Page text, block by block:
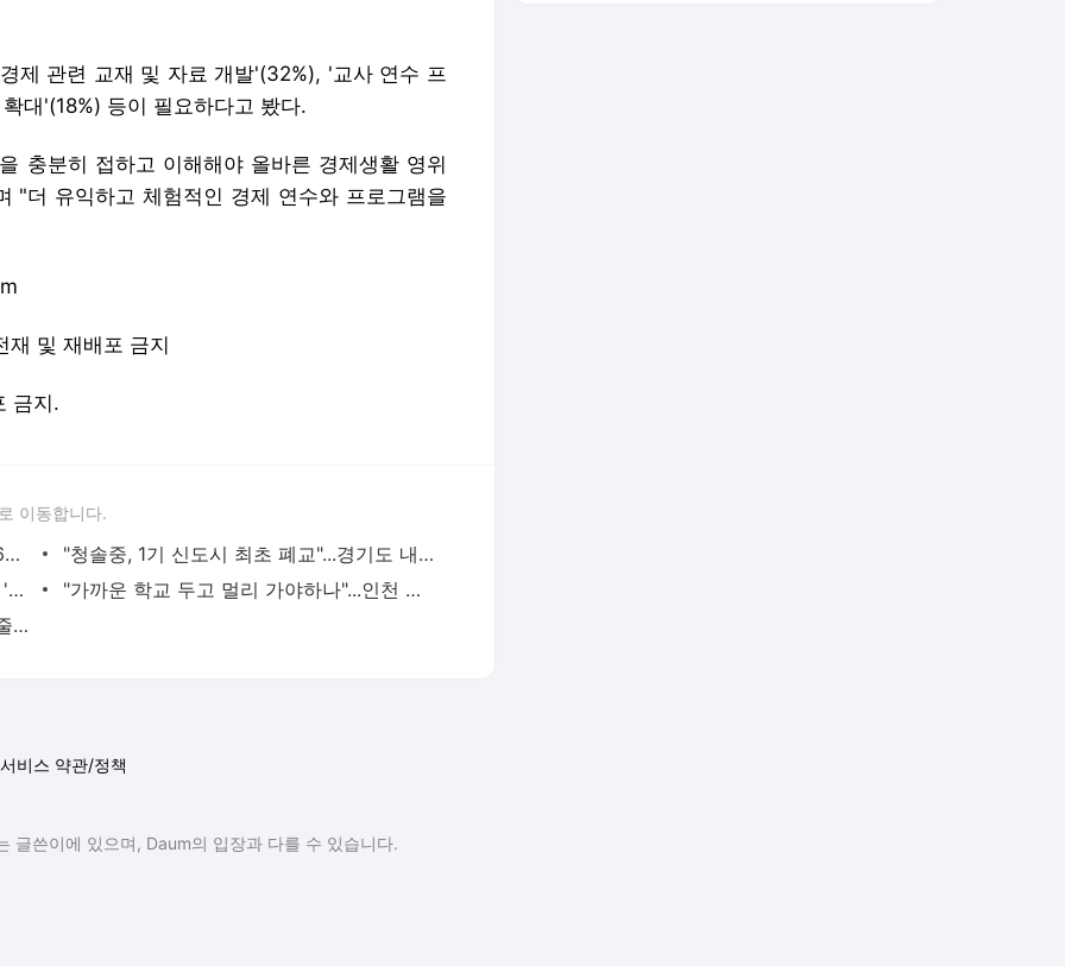
제 관련 교재 및 자료 개발'(32%), '교사 연수 프
대'(18%) 등이 필요하다고 봤다.
충분히 접하고 이해해야 올바른 경제생활 영위
"더 유익하고 체험적인 경제 연수와 프로그램을
및 재배포 금지
금지.
이동합니다.
"연기자·디자이너 되고 싶어요" 초등 4~6학년 장래 희망 1순위는?
"청솔중, 1기 신도시 최초 폐교"...경기도 내 학교 6곳 문 닫는다
"전액장학금 포기, F학점 받았다" SNS에 '인증 릴레이'...무슨 일?
"가까운 학교 두고 멀리 가야하나"...인천 대단지 아파트 '집단 민원'
"재정난 심해" 서울 주요 사립대 등록금 줄줄이 인상되나
서비스 약관/정책
글쓴이에 있으며, Daum의 입장과 다를 수 있습니다.